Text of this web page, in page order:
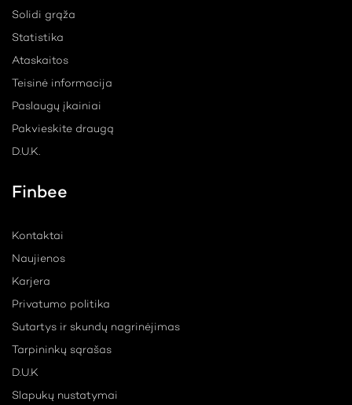
Solidi grąža
Statistika
Ataskaitos
Teisinė informacija
Paslaugų įkainiai
Pakvieskite draugą
D.U.K.
Finbee
Kontaktai
Naujienos
Karjera
Privatumo politika
Sutartys ir skundų nagrinėjimas
Tarpininkų sąrašas
D.U.K
Slapukų nustatymai